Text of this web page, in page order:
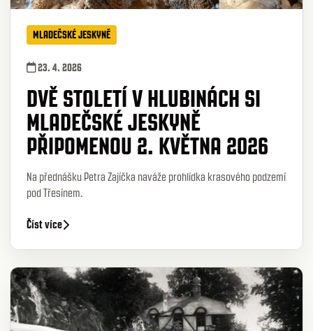
MLADEČSKÉ JESKYNĚ
23. 4. 2026
DVĚ STOLETÍ V HLUBINÁCH SI
MLADEČSKÉ JESKYNĚ
PŘIPOMENOU 2. KVĚTNA 2026
Na přednášku Petra Zajíčka naváže prohlídka krasového podzemí
pod Třesínem.
Číst více